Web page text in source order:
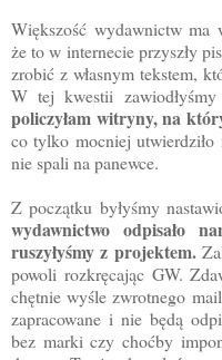
Większość wydawnictw ma
że to w internecie przyszły
zrobić z własnym tekstem,
W tej kwestii
policzyłam witryny, na
co tylko mocniej utwierdziło
nie spali na panewce.
Z początku byłyśmy
wydawnictwo odpisało
ruszyłyśmy z projektem.
powoli rozkręcając GW.
chętnie wyśle zwrotnego
zapracowane i nie będą
bez marki czy choćby